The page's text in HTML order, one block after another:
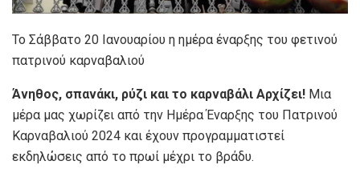
Το Σάββατο 20 Ιανουαρίου η ημέρα έναρξης του φετινού
πατρινού καρναβαλιού
Άνηθος, σπανάκι, ρύζι και το καρναβάλι Αρχίζει! Μια
μέρα μας χωρίζει από την Ημέρα Έναρξης του Πατρινού
Καρναβαλιού 2024 και έχουν προγραμματιστεί
εκδηλώσεις από το πρωί μέχρι το βράδυ.